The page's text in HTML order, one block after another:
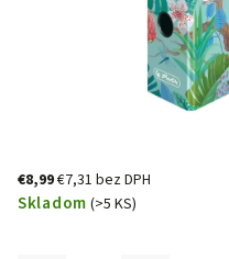
€8,99€7,31 bez DPH
Skladom (>5 KS)